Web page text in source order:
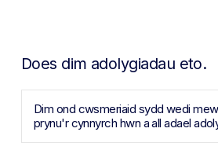
Does dim adolygiadau eto.
Dim ond cwsmeriaid sydd wedi
prynu'r cynnyrch hwn a all adael